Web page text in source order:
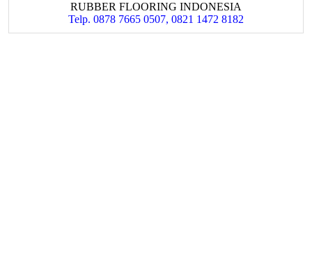
RUBBER FLOORING INDONESIA
Telp. 0878 7665 0507, 0821 1472 8182